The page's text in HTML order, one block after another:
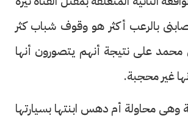
بالرعب أكثر هو وقوف شباب كثر
محمد على نتيجة أنهم يتصورون أنها
غير محجبة.
وهى محاولة أم دهس ابنتها بسيارتها